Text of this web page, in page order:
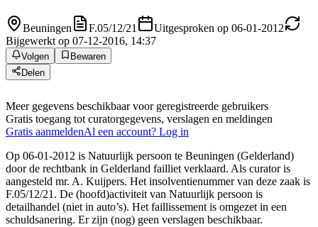
Beuningen F.05/12/21
Uitgesproken op 06-01-2012
Bijgewerkt op 07-12-2016, 14:37
Volgen
Bewaren
Delen
Meer gegevens beschikbaar voor geregistreerde gebruikers
Gratis toegang tot curatorgegevens, verslagen en meldingen
Gratis aanmeldenAl een account? Log in
Op 06-01-2012 is Natuurlijk persoon te Beuningen (Gelderland)
door de rechtbank in Gelderland failliet verklaard. Als curator is
aangesteld mr. A. Kuijpers. Het insolventienummer van deze zaak is
F.05/12/21. De (hoofd)activiteit van Natuurlijk persoon is
detailhandel (niet in auto’s). Het faillissement is omgezet in een
schuldsanering. Er zijn (nog) geen verslagen beschikbaar.